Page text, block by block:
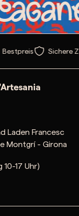
Bestpreis Sichere
Laden Francesc
Montgrí - Girona
17 Uhr)